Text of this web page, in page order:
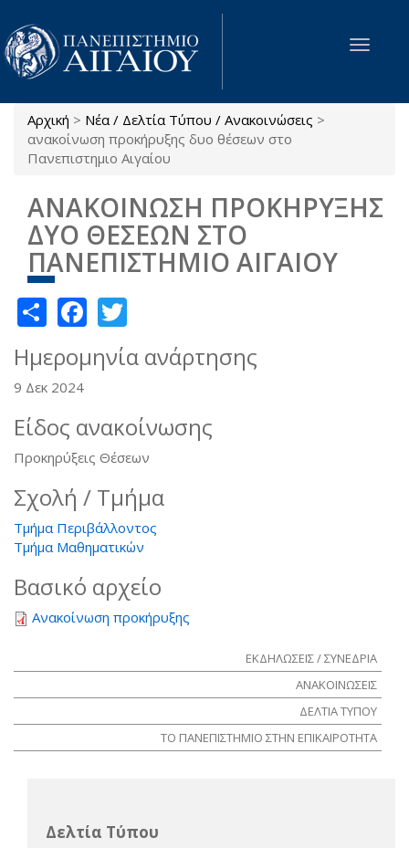
Παράκαμψη προς το κυρίως περιεχόμενο
Toggle
Είστε εδώ
Αρχική > Νέα / Δελτία Τύπου / Ανακοινώσεις >
ανακοίνωση προκήρυξης δυο θέσεων στο
Πανεπιστημιο Αιγαίου
ΑΝΑΚΟΙΝΩΣΗ ΠΡΟΚΗΡΥΞΗΣ
ΔΥΟ ΘΕΣΕΩΝ ΣΤΟ
ΠΑΝΕΠΙΣΤΗΜΙΟ ΑΙΓΑΙΟΥ
ShareFacebook
Ημερομηνία ανάρτησης
9 Δεκ 2024
Είδος ανακοίνωσης
Προκηρύξεις Θέσεων
Σχολή / Τμήμα
Τμήμα Περιβάλλοντος
Τμήμα Μαθηματικών
Βασικό αρχείο
Ανακοίνωση προκήρυξης
ΕΚΔΗΛΩΣΕΙΣ / ΣΥΝΕΔΡΙΑ
ΑΝΑΚΟΙΝΩΣΕΙΣ
ΔΕΛΤΙΑ ΤΥΠΟΥ
ΤΟ ΠΑΝΕΠΙΣΤΗΜΙΟ ΣΤΗΝ ΕΠΙΚΑΙΡΟΤΗΤΑ
Δελτία Τύπου